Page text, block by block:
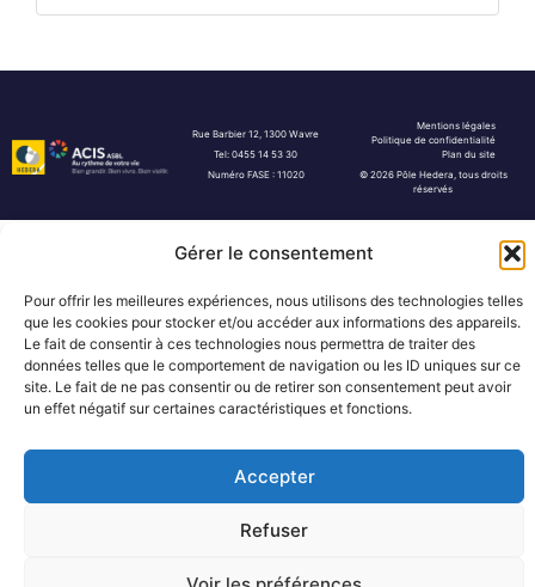
Gérer le consentement
Pour offrir les meilleures expériences, nous utilisons des technologies telles
que les cookies pour stocker et/ou accéder aux informations des appareils.
Le fait de consentir à ces technologies nous permettra de traiter des
données telles que le comportement de navigation ou les ID uniques sur ce
site. Le fait de ne pas consentir ou de retirer son consentement peut avoir
un effet négatif sur certaines caractéristiques et fonctions.
Accepter
Refuser
Rue Barbier 12, 1300 Wavre
Tel: 0455 14 53 30
Numéro FASE : 11020
Mentions légales
Politique de confidentialité
Plan du site
© 2026 Pôle Hedera, tous droits
réservés